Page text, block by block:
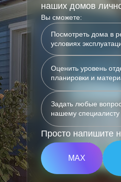
наших домов
Вы сможете:
Посмотреть дома в
условиях
Оценить уровень
планировки и
Задать любые
нашему специалисту
Просто напишите
МАХ